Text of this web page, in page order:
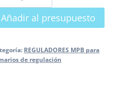
MPB
FE-
para
armario
Añadir al presupuesto
REGULADORES MPB para
de regulación